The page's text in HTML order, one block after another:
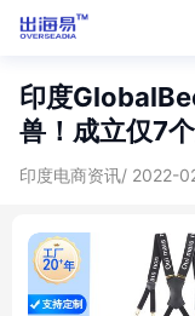
印度
兽！成立仅7个
印度电商资讯/ 2022-